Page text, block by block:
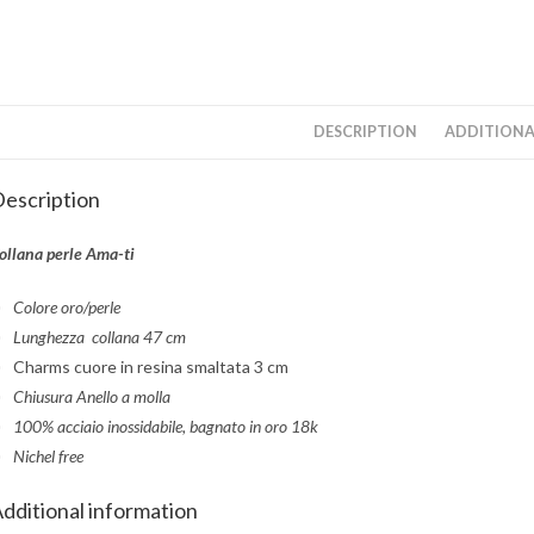
DESCRIPTION
perle Ama-ti
Colore oro/perle
Lunghezza collana 47 cm
Charms cuore in resina smaltata 3 cm
Chiusura Anello a molla
100% acciaio inossidabile, bagnato in oro 18k
Nichel free
information